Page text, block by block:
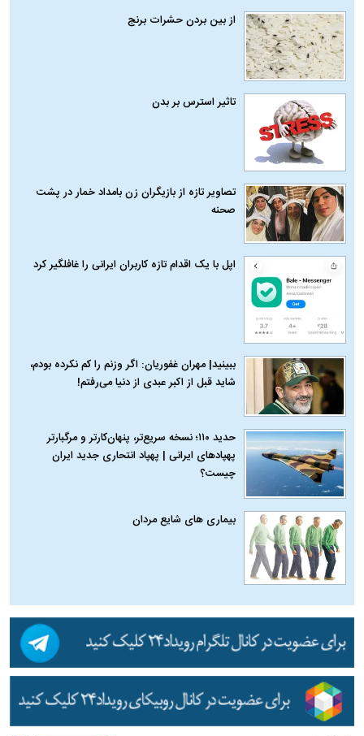
از بین بردن حشرات برنج
تاثیر استرس بر بدن
تصاویر تازه از بازیگران زن بامداد خمار در پشت
صحنه
اپل با یک اقدام تازه کاربران ایرانی را غافلگیر کرد
ببینید| مهران غفوریان: اگر وزنم را کم نکرده بودم،
شاید قبل از اکبر عبدی از دنیا می‌رفتم!
حدید ۱۱۰؛ نسخه سریع‌تر، پنهان‌کارتر و مرگبارتر
پهپادهای ایرانی | پهپاد انتحاری جدید ایران
چیست؟
بیماری‌ های شایع مردان